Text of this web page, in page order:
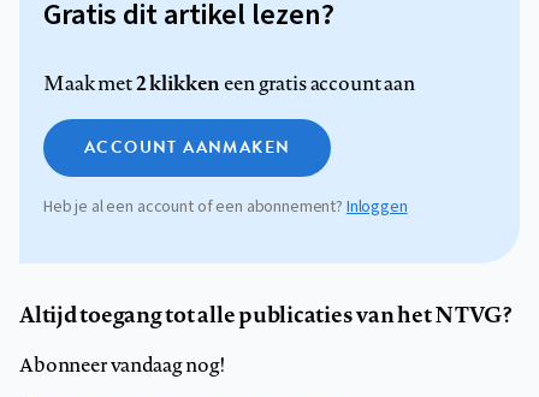
Gratis dit artikel lezen?
Maak met2 klikkeneen gratis account aan
ACCOUNT AANMAKEN
Heb je al een account of een abonnement? Inloggen
Altijd toegang tot alle publicaties van het NTVG?
Abonneer vandaag nog!